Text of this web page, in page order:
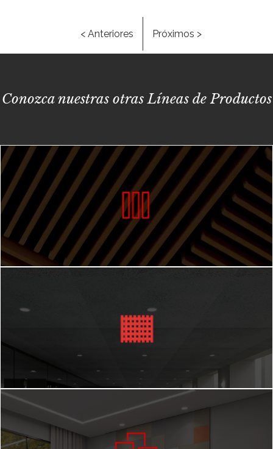
< Anteriores Próximos >
Conozca nuestras otras Líneas de Productos